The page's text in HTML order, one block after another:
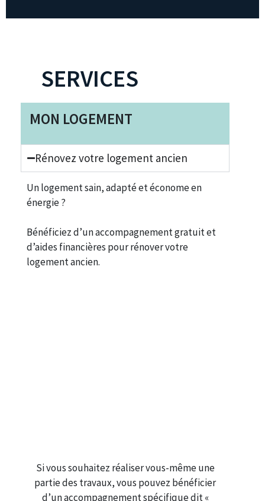
SERVICES
MON LOGEMENT
Rénovez votre logement ancien
Un logement sain, adapté et économe en
énergie ?
Bénéficiez d’un accompagnement gratuit et
d’aides financières pour rénover votre
logement ancien.
Si vous souhaitez réaliser vous-même une
partie des travaux, vous pouvez bénéficier
d’un accompagnement spécifique dit «